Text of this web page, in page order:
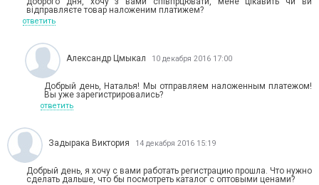
відправляєте товар наложеним платижем?
ответить
Александр Цмыкал 10 декабря 2016 17:00
Добрый день, Наталья! Мы отправляем наложенным платежом!
Вы уже зарегистрировались?
ответить
Задырака Виктория 14 декабря 2016 15:19
Добрый день, я хочу с вами работать регистрацию прошла. Что нужно
сделать дальше, что бы посмотреть каталог с оптовыми ценами?